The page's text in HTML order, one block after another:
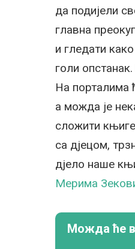
да подијели
главна
и гледати
голи
На порталима
а можда је
сложити
са дјецом,
дјело наше
Мерима
Можда ће